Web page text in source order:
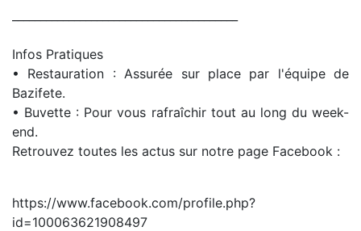
Infos Pratiques
• Restauration : Assurée sur place par l'équipe de
Bazifete.
• Buvette : Pour vous rafraîchir tout au long du week-
end.
Retrouvez toutes les actus sur notre page Facebook :
https://www.facebook.com/profile.php?
id=100063621908497